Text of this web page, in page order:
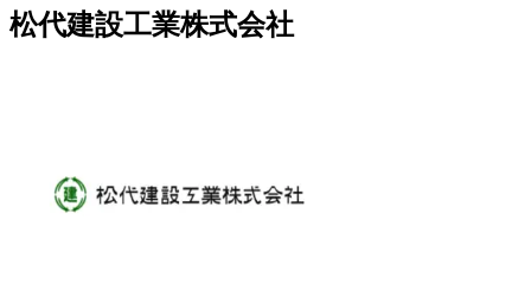
松代建設工業株式会社